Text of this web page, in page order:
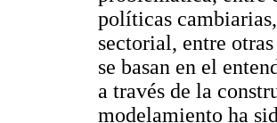
políticas
sectorial, entre
se basan en el
a través de la
modelamiento ha